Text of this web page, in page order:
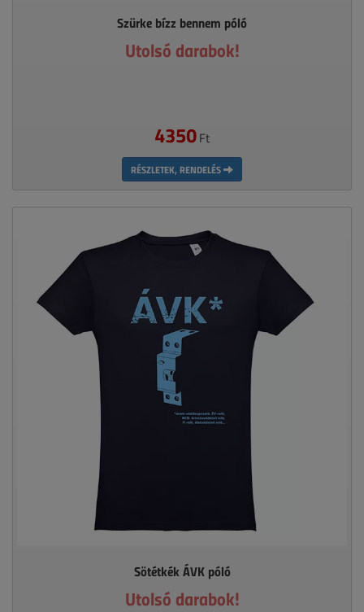
Szürke bízz bennem póló
Utolsó darabok!
4350Ft
RÉSZLETEK, RENDELÉS
Sötétkék ÁVK póló
Utolsó darabok!